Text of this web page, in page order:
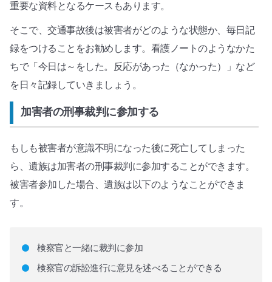
重要な資料となるケースもあります。
そこで、交通事故後は被害者がどのような状態か、毎日記
録をつけることをお勧めします。看護ノートのようなかた
ちで「今日は～をした。反応があった（なかった）」など
を日々記録していきましょう。
加害者の刑事裁判に参加する
もしも被害者が意識不明になった後に死亡してしまった
ら、遺族は加害者の刑事裁判に参加することができます。
被害者参加した場合、遺族は以下のようなことができま
す。
検察官と一緒に裁判に参加
検察官の訴訟進行に意見を述べることができる